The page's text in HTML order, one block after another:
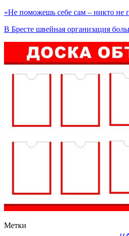
«Не поможешь себе сам – никто
В Бресте швейная организация
Метки